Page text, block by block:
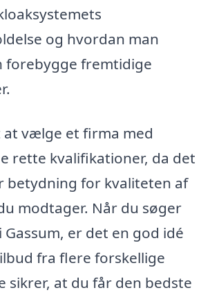
og hvordan man
forebygge fremtidige
vælge et firma med
rette kvalifikationer, da det
betydning for kvaliteten af
modtager. Når du søger
Gassum, er det en god idé
fra flere forskellige
sikrer, at du får den bedste